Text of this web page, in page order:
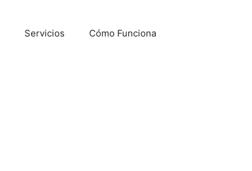
Servicios Cómo Funciona